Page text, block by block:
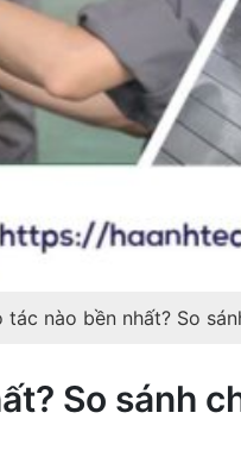
tác nào bền nhất? So
So sánh